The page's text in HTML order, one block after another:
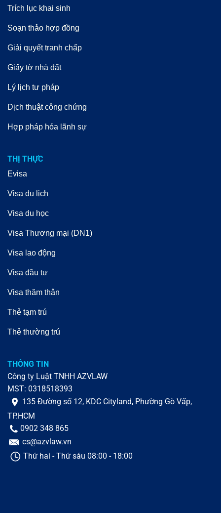
Trích lục khai sinh
Soạn thảo hợp đồng
Giải quyết tranh chấp
Giấy tờ nhà đất
Lý lịch tư pháp
Dịch thuật công chứng
Hợp pháp hóa lãnh sự
THỊ THỰC
Evisa
Visa du lịch
Visa du học
Visa Thương mại (DN1)
Visa lao động
Visa đầu tư
Visa thăm thân
Thẻ tạm trú
Thẻ thường trú
THÔNG TIN
Công ty Luật TNHH AZVLAW
MST: 0318518393
135 Đường số 12, KDC Cityland, Phường Gò Vấp,
TP.HCM
0902 348 865
cs@azvlaw.vn
Thứ hai - Thứ sáu 08:00 - 18:00